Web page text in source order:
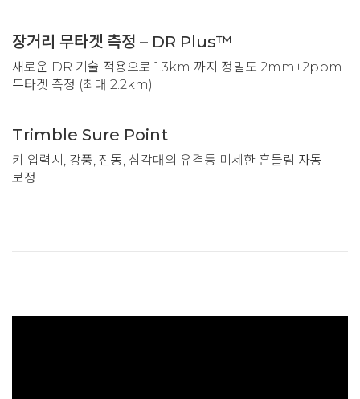
장거리 무타겟 측정 – DR Plus™
새로운 DR 기술 적용으로 1.3km 까지 정밀도 2mm+2ppm
무타겟 측정 (최대 2.2km)
Trimble Sure Point
키 입력시, 강풍, 진동, 삼각대의 유격등 미세한 흔들림 자동
보정